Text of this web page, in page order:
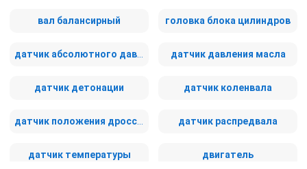
вал балансирный головка блока цилиндров
датчик давления масла
датчик детонации датчик коленвала
датчик распредвала
датчик температуры двигатель